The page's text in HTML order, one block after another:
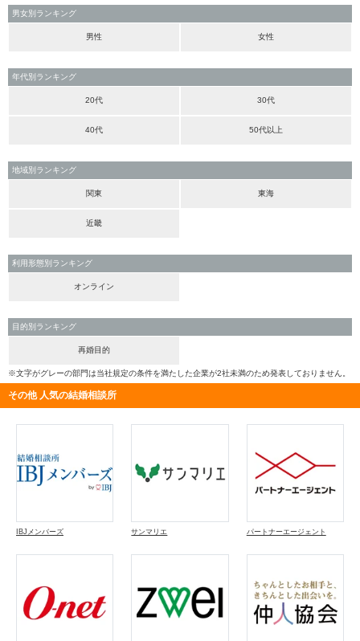
男女別ランキング
男性 女性
年代別ランキング
20代 30代
40代 50代以上
地域別ランキング
関東 東海
近畿
利用形態別ランキング
オンライン
目的別ランキング
再婚目的
※文字がグレーの部門は当社規定の条件を満たした企業が2社未満のため発表しておりません。
その他 人気の結婚相談所
IBJメンバーズ サンマリエ パートナーエージェント